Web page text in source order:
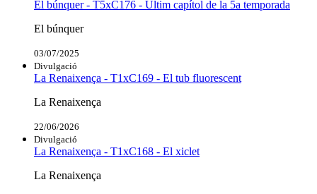
El búnquer - T5xC176 - Últim capítol de la 5a temporada
El búnquer
03/07/2025
Divulgació
La Renaixença - T1xC169 - El tub fluorescent
La Renaixença
22/06/2026
Divulgació
La Renaixença - T1xC168 - El xiclet
La Renaixença